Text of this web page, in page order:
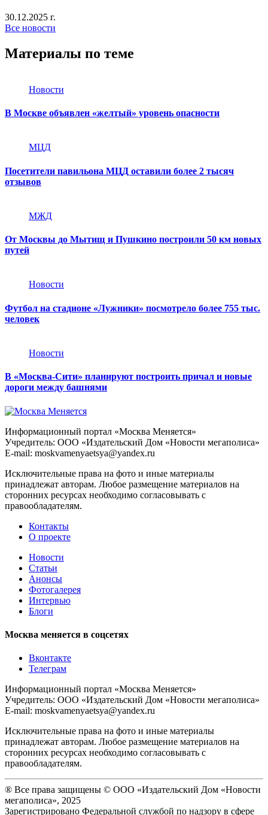
30.12.2025 г.
Все новости
Материалы по теме
Новости
В Москве объявлен «желтый» уровень опасности
МЦД
Посетители павильона МЦД оставили более 2 тысяч
отзывов
МЖД
От Москвы до Мытищ и Пушкино построили 50 км новых
путей
Новости
Футбол на стадионе «Лужники» посмотрело более 755 тыс.
человек
Новости
В «Москва-Сити» планируют построить причал и новые
дороги между башнями
Информационный портал «Москва Меняется»
Учредитель: ООО «Издательский Дом «Новости мегаполиса»
E-mail: moskvamenyaetsya@yandex.ru
Исключительные права на фото и иные материалы
принадлежат авторам. Любое размещение материалов на
сторонних ресурсах необходимо согласовывать с
правообладателям.
Контакты
О проекте
Новости
Статьи
Анонсы
Фотогалерея
Интервью
Блоги
Москва меняется в соцсетях
Вконтакте
Телеграм
Информационный портал «Москва Меняется»
Учредитель: ООО «Издательский Дом «Новости мегаполиса»
E-mail: moskvamenyaetsya@yandex.ru
Исключительные права на фото и иные материалы
принадлежат авторам. Любое размещение материалов на
сторонних ресурсах необходимо согласовывать с
правообладателям.
® Все права защищены © ООО «Издательский Дом «Новости
мегаполиса», 2025
Зарегистрировано Федеральной службой по надзору в сфере